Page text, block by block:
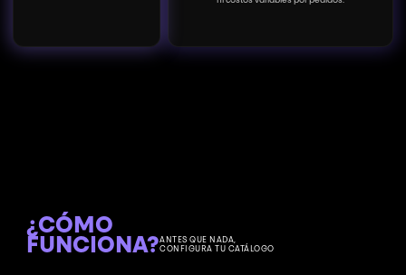
¿CÓMO
FUNCIONA?ANTES QUE NADA,
CONFIGURA TU CATÁLOGO